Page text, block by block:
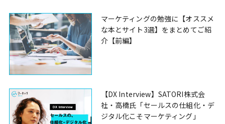
マーケティングの勉強に【オススメ
な本とサイト3選】をまとめてご紹
介【前編】
【DX Interview】SATORI株式会
社・高橋氏「セールスの仕組化・デ
ジタル化こそマーケティング」